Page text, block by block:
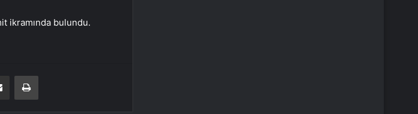
ikramında bulundu.
E-Posta ile paylaş Yazdır